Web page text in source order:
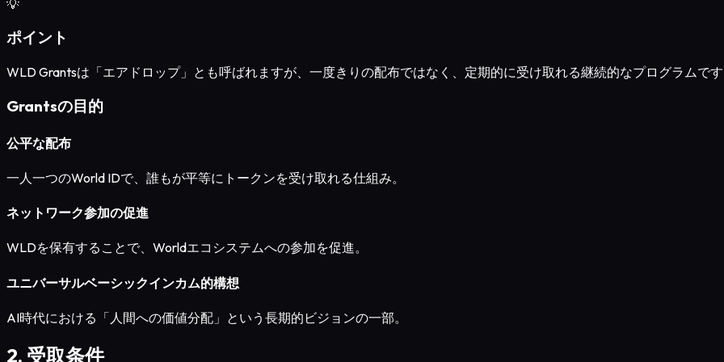
💡
ポイント
WLD Grantsは「エアドロップ」とも呼ばれますが、一度きりの配布ではなく、定期的に受け取れる継続的なプログラムで
Grantsの目的
公平な配布
一人一つのWorld IDで、誰もが平等にトークンを受け取れる仕組み。
ネットワーク参加の促進
WLDを保有することで、Worldエコシステムへの参加を促進。
ユニバーサルベーシックインカム的構想
AI時代における「人間への価値分配」という長期的ビジョンの一部。
2. 受取条件